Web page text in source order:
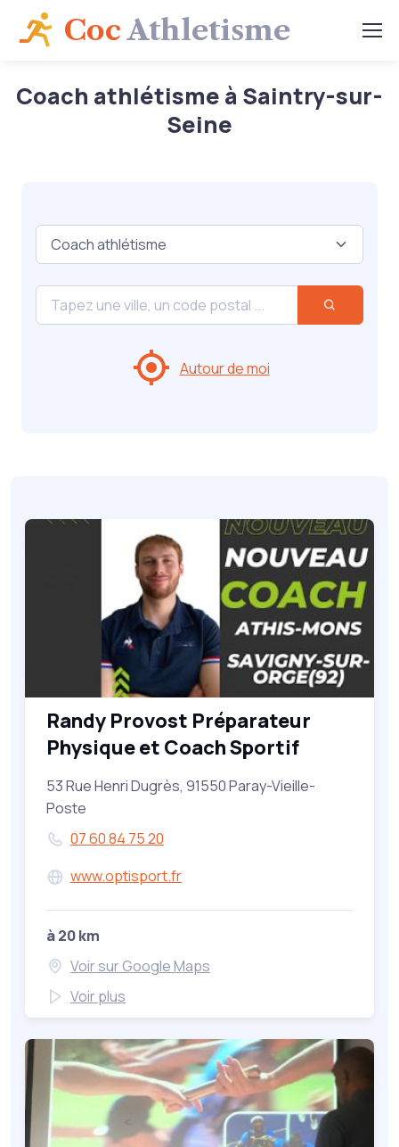
CocAthletisme
Coach athlétisme à Saintry-sur-
Seine
Autour de moi
Randy Provost Préparateur
Physique et Coach Sportif
53 Rue Henri Dugrès, 91550 Paray-Vieille-
Poste
07 60 84 75 20
www.optisport.fr
à 20 km
Voir sur Google Maps
Voir plus